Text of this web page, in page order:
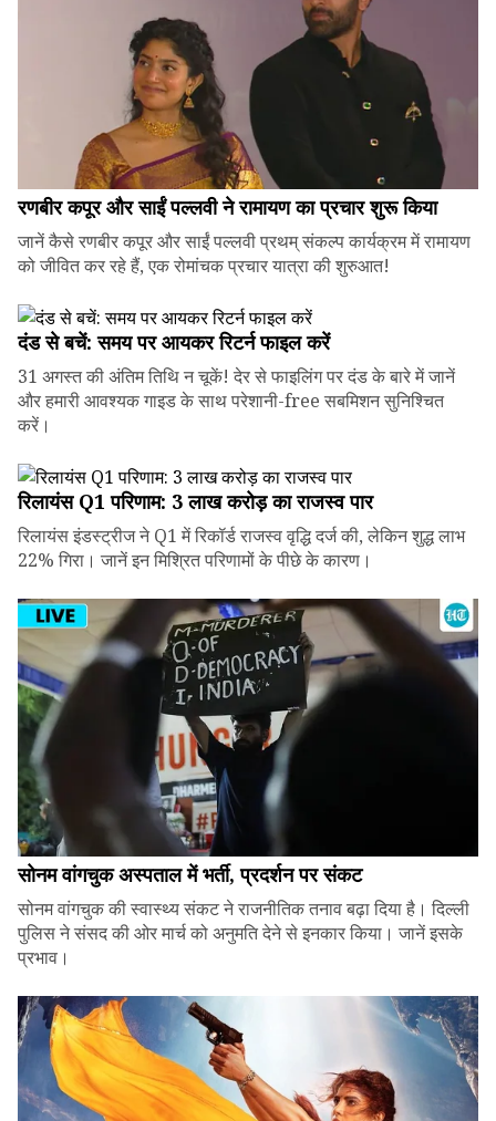
रणबीर कपूर और साईं पल्लवी ने रामायण का प्रचार शुरू किया
जानें कैसे रणबीर कपूर और साईं पल्लवी प्रथम् संकल्प कार्यक्रम में रामायण
को जीवित कर रहे हैं, एक रोमांचक प्रचार यात्रा की शुरुआत!
दंड से बचें: समय पर आयकर रिटर्न फाइल करें
31 अगस्त की अंतिम तिथि न चूकें! देर से फाइलिंग पर दंड के बारे में जानें
और हमारी आवश्यक गाइड के साथ परेशानी-free सबमिशन सुनिश्चित
करें।
रिलायंस Q1 परिणाम: ₹3 लाख करोड़ का राजस्व पार
रिलायंस इंडस्ट्रीज ने Q1 में रिकॉर्ड राजस्व वृद्धि दर्ज की, लेकिन शुद्ध लाभ
22% गिरा। जानें इन मिश्रित परिणामों के पीछे के कारण।
सोनम वांगचुक अस्पताल में भर्ती, प्रदर्शन पर संकट
सोनम वांगचुक की स्वास्थ्य संकट ने राजनीतिक तनाव बढ़ा दिया है। दिल्ली
पुलिस ने संसद की ओर मार्च को अनुमति देने से इनकार किया। जानें इसके
प्रभाव।